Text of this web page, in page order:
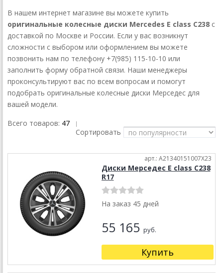
В нашем интернет магазине вы можете купить
оригинальные колесные диски Mercedes E class C238 с
доставкой по Москве и России. Если у вас возникнут
сложности с выбором или оформлением вы можете
позвонить нам по телефону +7(985) 115-10-10 или
заполнить форму обратной связи. Наши менеджеры
проконсультируют вас по всем вопросам и помогут
подобрать оригинальные колесные диски Мерседес для
вашей модели.
Всего товаров: 47 |
Сортировать
арт.: A21340151007X23
Диски Мерседес E class C238
R17
На заказ 45 дней
55 165 руб.
Купить